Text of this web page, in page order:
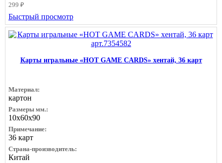
299 ₽
Быстрый просмотр
Карты игральные «HOT GAME CARDS» хентай, 36 карт
Материал:
картон
Размеры мм.:
10х60х90
Примечание:
36 карт
Страна-производитель:
Китай